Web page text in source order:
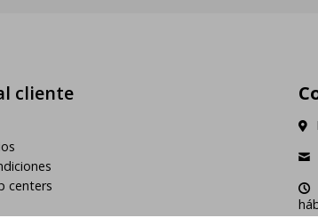
cliente
centers